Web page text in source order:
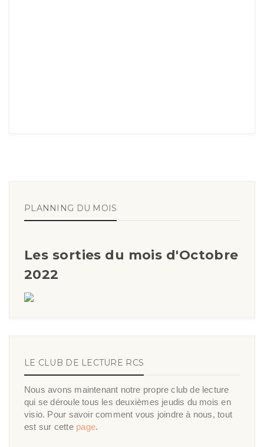
PLANNING DU MOIS
Les sorties du mois d'Octobre
2022
LE CLUB DE LECTURE RCS
Nous avons maintenant notre propre club de lecture
qui se déroule tous les deuxièmes jeudis du mois en
visio. Pour savoir comment vous joindre à nous, tout
est sur cette page.